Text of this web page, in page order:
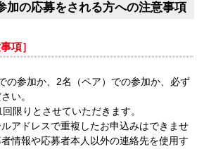
加の応募をされる方への注意事項
項］
の参加か、2名（ペア）での参加か、必ず
い。
限りとさせていただきます。
アドレスで重複したお申込みはできませ
情報や応募者本⼈以外の連絡先を使⽤す